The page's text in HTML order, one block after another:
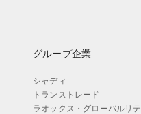
グループ企業
シャディ
トランストレード
ラオックス・グローバルリテ